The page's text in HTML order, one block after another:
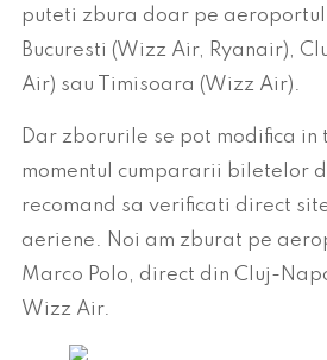
puteti zbura doar pe aeroportul
Bucuresti (Wizz Air, Ryanair),
Air) sau Timisoara (Wizz Air).
Dar zborurile se pot modifica in
momentul cumpararii biletelor
recomand sa verificati direct
aeriene. Noi am zburat pe
Marco Polo, direct din Cluj-
Wizz Air.